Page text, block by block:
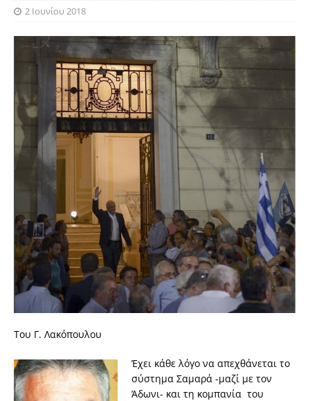
2 Ιουνίου 2018
Του Γ. Λακόπουλου
Έχει κάθε λόγο να απεχθάνεται το
σύστημα Σαμαρά -μαζί με τον
Άδωνι- και τη κομπανία του